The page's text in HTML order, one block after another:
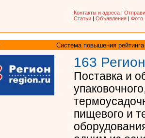
Контакты и адреса |
Статьи | Объявления | Фото
Система повышения рейтинга
163 Регион
Поставка и
пищевого и